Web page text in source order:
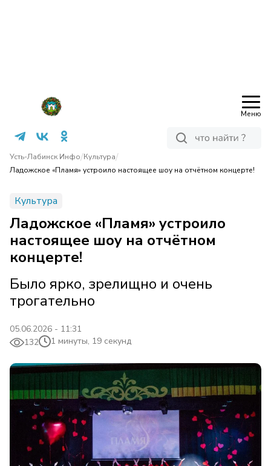
Меню
Усть-Лабинск Инфо/Культура/
Ладожское «Пламя» устроило настоящее шоу на отчётном концерте!
Культура
Ладожское «Пламя» устроило
настоящее шоу на отчётном
концерте!
Было ярко, зрелищно и очень
трогательно
05.06.2026 - 11:31
132
1 минуты, 19 секунд